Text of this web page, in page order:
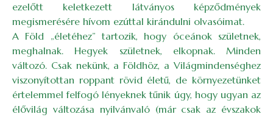
ezelőtt keletkezett látványos képződmények
megismerésére hívom ezúttal kirándulni olvasóimat.
A Föld „életéhez” tartozik, hogy óceánok születnek,
meghalnak. Hegyek születnek, elkopnak. Minden
változó. Csak nekünk, a Földhöz, a Világmindenséghez
viszonyítottan roppant rövid életű, de környezetünket
értelemmel felfogó lényeknek tűnik úgy, hogy ugyan az
élővilág változása nyilvánvaló (már csak az évszakok